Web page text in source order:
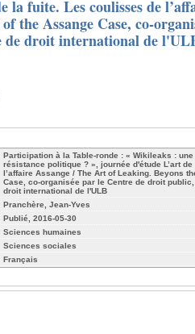
la fuite. Les coulisses de
the Assange Case, co-
de droit international de
Participation à la Table-ronde : « Wikileaks :
résistance politique ? », journée d'étude L’art
l’affaire Assange / The Art of Leaking. Beyons
Case, co-organisée par le Centre de droit
droit international de l'ULB
Pranchère, Jean-Yves
Publié, 2016-05-30
Sciences humaines
Sciences sociales
Français